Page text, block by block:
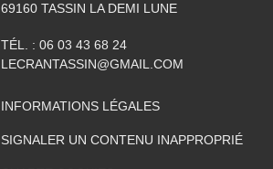
69160 TASSIN LA DEMI LUNE
TÉL. : 06 03 43 68 24
LECRANTASSIN@GMAIL.COM
INFORMATIONS LÉGALES
SIGNALER UN CONTENU INAPPROPRIÉ